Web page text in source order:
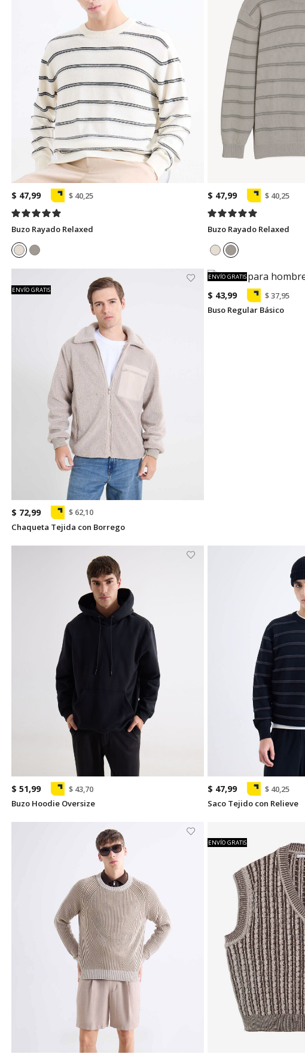
$ 47,99 $ 40,25
Buzo Rayado Relaxed
$ 47,99 $ 40,25
Buzo Rayado Relaxed
ENVÍO GRATIS
$ 72,99
$ 62,10
Chaqueta Tejida con Borrego
ENVÍO GRATIS
$ 43,99
$ 37,95
Buso Regular Básico
$ 51,99
$ 43,70
Buzo Hoodie Oversize
$ 47,99
$ 40,25
Saco Tejido con Relieve
ENVÍO GRATIS